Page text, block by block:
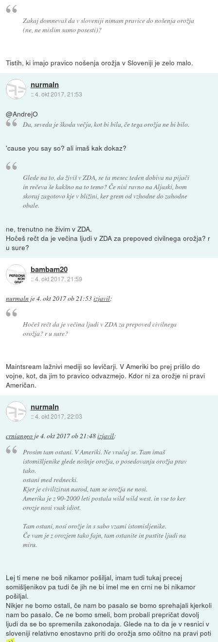
Zakaj domnevaš da v sloveniji nimam pravice do nošenja orožja
(ne, ne mislim samo posesti)?
Tistih, ki imajo pravico nošenja orožja v Sloveniji je zelo malo.
nurmaln
::4. okt 2017, 21:53
@AndrejO
Da, seveda je škoda večja, kot bi bila, če tega orožja ne bi bilo.
'cause you say so? ali imaš kak dokaz?
Glede na to, da živiš v ZDA, se ta mesec teden dobiva na pijači
in rečeva še kakšno na to temo? Če nisi ravno na Aljaski, bom
skoraj zagotovo kje v bližini, ker grem od vzhodne do zahodne
obale.
ne, trenutno ne živim v ZDA.
Hočeš rečt da je večina ljudi v ZDA za prepoved civilnega orožja? r
u sure?
bambam20
::4. okt 2017, 21:59
nurmaln je4. okt 2017 ob 21:53izjavil:
Hočeš rečt da je večina ljudi v ZDA za prepoved civilnega
orožja? r u sure?
Maintsream lažnivi mediji so levičarji. V Ameriki bo prej prišlo do
vojne, kot, da jim to pravico odvazmejo. Kdor ni za orožje ni pravi
Američan.
nurmaln
::4. okt 2017, 22:03
crniangeo je4. okt 2017 ob 21:48izjavil:
Prosim tam ostani. V Ameriki. Ne vračaj se. Tam imaš
istomišljenike glede nošnje orožja, o posedovanju orožja prav
tako.
ostani med rednecki.
Kjer je civiliziran narod, tam se orožja ne nosi.
Amerika je z 90-2000 leti postala wild wild west. in vse to ker
orozje nosi vsak idiot.
Tam ostani, nosi orožje in s sabo vzami istomisljenike.
Če vam je z orozjem tako fajn, tam ostanite in pustite ljudi na
miru.
Lej ti mene ne boš nikamor pošiljal, imam tudi tukaj precej
somišljenikov pa tudi če jih ne bi imel me en crni ne bi nikamor
pošiljal.
Nikjer ne bomo ostali, če nam bo pasalo se bomo sprehajali kjerkoli
nam bo pasalo. Če ne bomo smeli, bom probali prepričat dovolj
ljudi da se bo spremenila zakonodaja. Glede na to da je v resnici v
sloveniji relativno enostavno priti do orožja smo očitno na pravi poti